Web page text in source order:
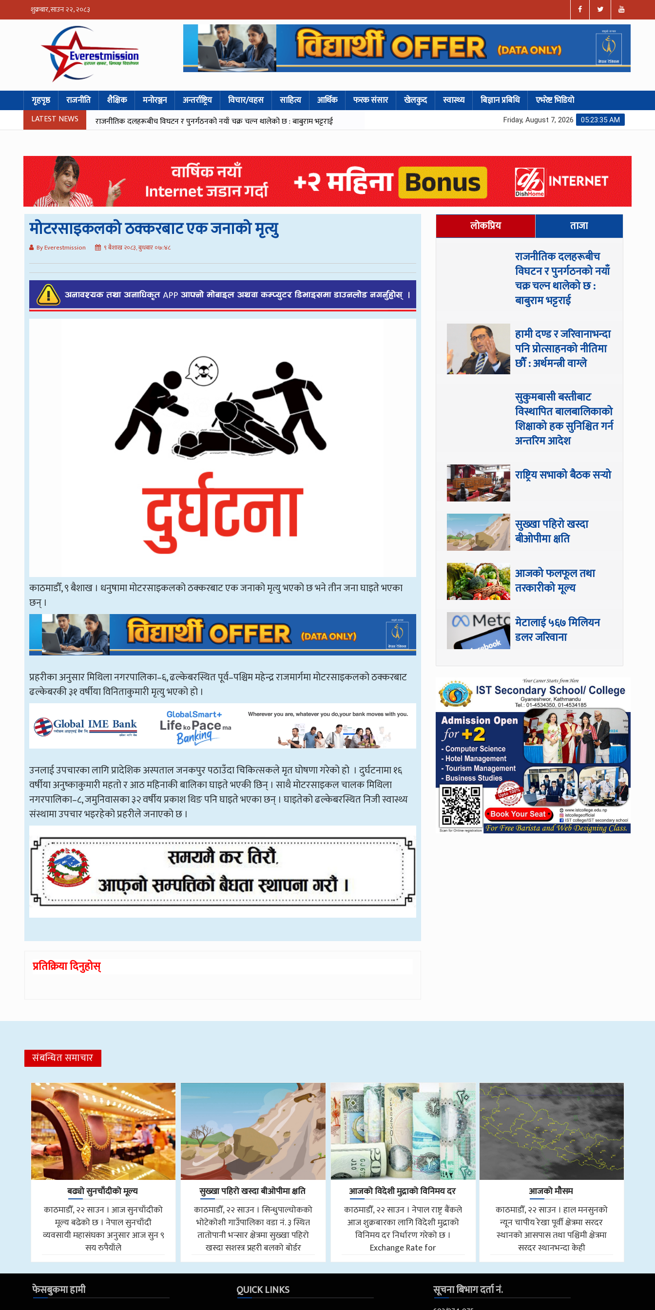
शुक्रबार, साउन २२, २०८३
गृहपृष्ठ राजनीति शैक्षिक मनोरञ्जन अन्तर्राष्ट्रिय विचार/वहस साहित्य आर्थिक फरक संसार खेलकुद स्वास्थ्य बिज्ञान प्रबिधि एभरेष्ट भिडियो
LATEST NEWS राजनीतिक दलहरूबीच विघटन र पुनर्गठनको नयाँ चक्र चल्न थालेको छ : बाबुराम भट्टराई 05:23:36 AM
Friday, August 7, 2026
मोटरसाइकलको ठक्करबाट एक जनाको मृत्यु
By Everestmission ९ बैशाख २०८३, बुधबार ०७:४८
काठमाडौँ, ९ बैशाख । धनुषामा मोटरसाइकलको ठक्करबाट एक जनाको मृत्यु भएको छ भने तीन जना घाइते भएका
छन् ।
प्रहरीका अनुसार मिथिला नगरपालिका–६, ढल्केबरस्थित पूर्व–पश्चिम महेन्द्र राजमार्गमा मोटरसाइकलको ठक्करबाट
ढल्केबरकी ३१ वर्षीया विनिताकुमारी मृत्यु भएको हो ।
उनलाई उपचारका लागि प्रादेशिक अस्पताल जनकपुर पठाउँदा चिकित्सकले मृत घोषणा गरेको हो । दुर्घटनामा १६
वर्षीया अनुष्काकुमारी महतो र आठ महिनाकी बालिका घाइते भएकी छिन् । साथै मोटरसाइकल चालक मिथिला
नगरपालिका–८, जमुनिवासका ३२ वर्षीय प्रकाश थिङ पनि घाइते भएका छन् । घाइतेको ढल्केबरस्थित निजी स्वास्थ्य
संस्थामा उपचार भइरहेको प्रहरीले जनाएको छ ।
प्रतिक्रिया दिनुहोस्
लोकप्रिय ताजा
राजनीतिक दलहरूबीच
विघटन र पुनर्गठनको नयाँ
चक्र चल्न थालेको छ :
बाबुराम भट्टराई
हामी दण्ड र जरिवानाभन्दा
पनि प्रोत्साहनको नीतिमा
छौँ : अर्थमन्त्री वाग्ले
सुकुमबासी बस्तीबाट
विस्थापित बालबालिकाको
शिक्षाको हक सुनिश्चित गर्न
अन्तरिम आदेश
राष्ट्रिय सभाको बैठक सर्‍यो
सुख्खा पहिरो खस्दा
बीओपीमा क्षति
आजको फलफूल तथा
तरकारीको मूल्य
मेटालाई ५६७ मिलियन
डलर जरिवाना
संबन्धित समाचार
बढ्यो सुनचाँदीको मूल्य
काठमाडौँ, २२ साउन । आज सुनचाँदीको
मूल्य बढेको छ । नेपाल सुनचाँदी
व्यवसायी महासंघका अनुसार आज सुन ९
सय रुपैयाँले
सुख्खा पहिरो खस्दा बीओपीमा क्षति
काठमाडौँ, २२ साउन । सिन्धुपाल्चोकको
भोटेकोशी गाउँपालिका वडा नं. ३ स्थित
तातोपानी भन्सार क्षेत्रमा सुख्खा पहिरो
खस्दा सशस्त्र प्रहरी बलको बोर्डर
आजको विदेशी मुद्राको विनिमय दर
काठमाडौँ, २२ साउन । नेपाल राष्ट्र बैंकले
आज शुक्रबारका लागि विदेशी मुद्राको
विनिमय दर निर्धारण गरेको छ ।
Exchange Rate for
आजको मौसम
काठमाडौँ, २२ साउन । हाल मनसुनको
न्यून चापीय रेखा पूर्वी क्षेत्रमा सरदर
स्थानको आसपास तथा पश्चिमी क्षेत्रमा
सरदर स्थानभन्दा केही
फेसबुकमा हामी QUICK LINKS सूचना बिभाग दर्ता नं.